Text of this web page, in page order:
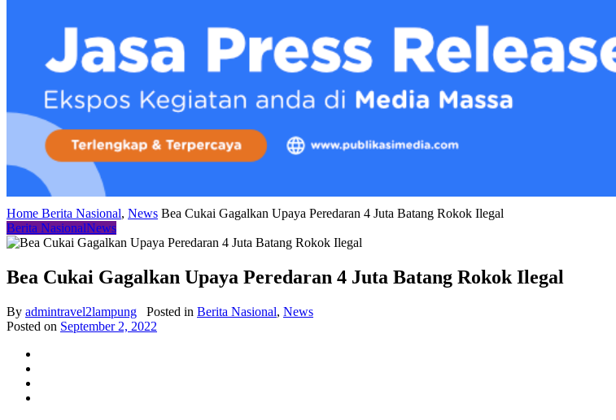
Home Berita Nasional, News Bea Cukai Gagalkan Upaya Peredaran 4 Juta Batang Rokok Ilegal
Berita NasionalNews
Bea Cukai Gagalkan Upaya Peredaran 4 Juta Batang Rokok Ilegal
By admintravel2lampung Posted in Berita Nasional, News
Posted on September 2, 2022